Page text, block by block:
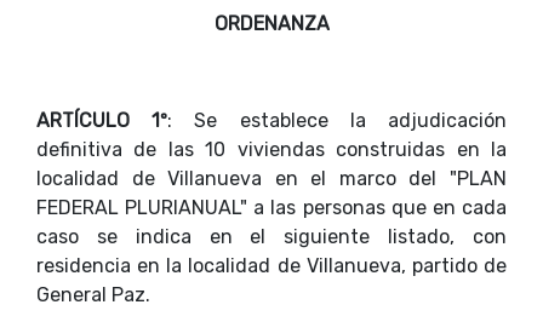
ORDENANZA
ARTÍCULO 1º: Se establece la adjudicación
definitiva de las 10 viviendas construidas en la
localidad de Villanueva en el marco del "PLAN
FEDERAL PLURIANUAL" a las personas que en cada
caso se indica en el siguiente listado, con
residencia en la localidad de Villanueva, partido de
General Paz.